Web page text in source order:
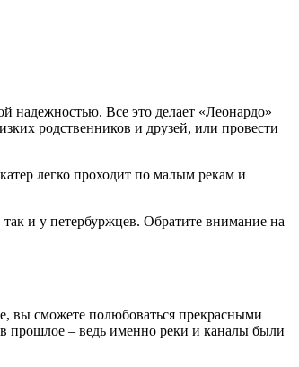
надежностью. Все это делает «Леонардо»
родственников и друзей, или провести
легко проходит по малым рекам и
и у петербуржцев. Обратите внимание на
вы сможете полюбоваться прекрасными
прошлое – ведь именно реки и каналы были